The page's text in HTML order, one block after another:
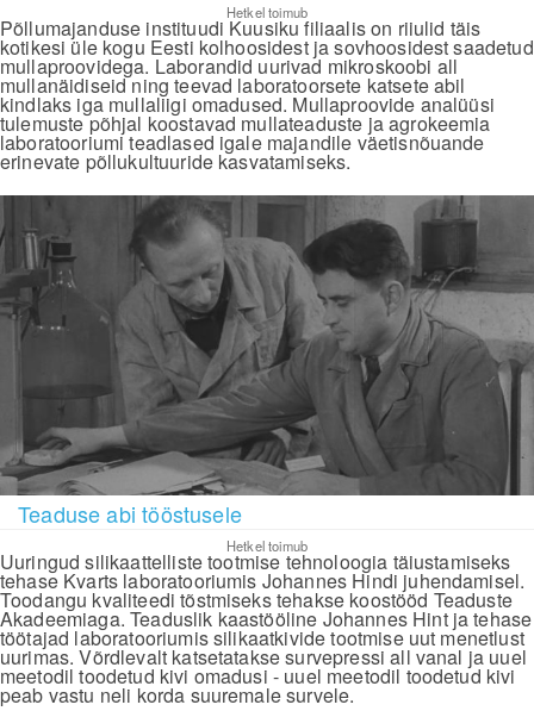
Hetkel toimub
Põllumajanduse instituudi Kuusiku filiaalis on riiulid täis
kotikesi üle kogu Eesti kolhoosidest ja sovhoosidest saadetud
mullaproovidega. Laborandid uurivad mikroskoobi all
mullanäidiseid ning teevad laboratoorsete katsete abil
kindlaks iga mullaliigi omadused. Mullaproovide analüüsi
tulemuste põhjal koostavad mullateaduste ja agrokeemia
laboratooriumi teadlased igale majandile väetisnõuande
erinevate põllukultuuride kasvatamiseks.
Teaduse abi tööstusele
Hetkel toimub
Uuringud silikaattelliste tootmise tehnoloogia täiustamiseks
tehase Kvarts laboratooriumis Johannes Hindi juhendamisel.
Toodangu kvaliteedi tõstmiseks tehakse koostööd Teaduste
Akadeemiaga. Teaduslik kaastööline Johannes Hint ja tehase
töötajad laboratooriumis silikaatkivide tootmise uut menetlust
uurimas. Võrdlevalt katsetatakse survepressi all vanal ja uuel
meetodil toodetud kivi omadusi - uuel meetodil toodetud kivi
peab vastu neli korda suuremale survele.